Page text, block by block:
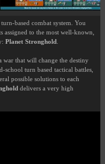
based combat system. You
assigned to the most well-known,
Planet Stronghold
war that will change the destiny
turn based tactical battles,
possible solutions to each
delivers a very high